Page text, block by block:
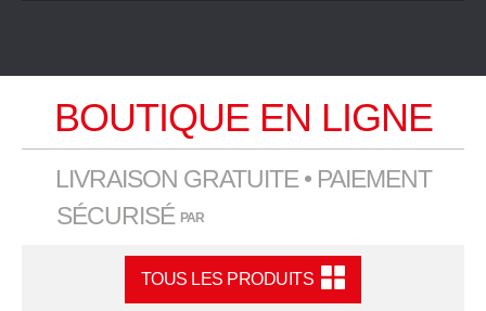
t
t
o
,
u
Qui sommes-nous
Nos gammes
BOUTIQUE EN LIGNE
LIVRAISON GRATUITE • PAIEMENT
SÉCURISÉ PAR
TOUS LES PRODUITS